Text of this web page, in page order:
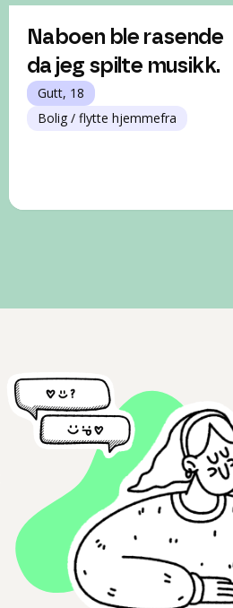
Naboen ble rasende
da jeg spilte musikk.
Gutt, 18
Bolig / flytte hjemmefra